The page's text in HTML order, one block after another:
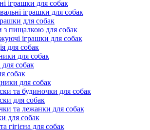
іграшки для собак
іграшки для собак
для собак
з пищалкою для собак
іграшки для собак
для собак
для собак
для собак
собак
для собак
та будиночки для собак
для собак
та лежанки для собак
для собак
гігієна для собак